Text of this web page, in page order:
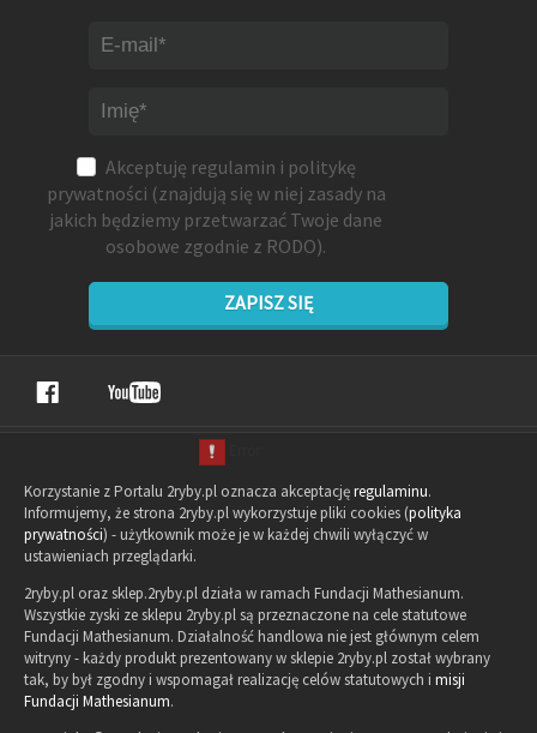
Akceptuję regulamin i politykę
prywatności (znajdują się w niej zasady na
jakich będziemy przetwarzać Twoje dane
osobowe zgodnie z RODO).
ZAPISZ SIĘ
Korzystanie z Portalu 2ryby.pl oznacza akceptacjęregulaminu.
Informujemy, że strona 2ryby.pl wykorzystuje pliki cookies (polityka
prywatności) - użytkownik może je w każdej chwili wyłączyć w
ustawieniach przeglądarki.
2ryby.pl oraz sklep.2ryby.pl działa w ramach Fundacji Mathesianum.
Wszystkie zyski ze sklepu 2ryby.pl są przeznaczone na cele statutowe
Fundacji Mathesianum. Działalność handlowa nie jest głównym celem
witryny - każdy produkt prezentowany w sklepie 2ryby.pl został wybrany
tak, by był zgodny i wspomagał realizację celów statutowych i misji
Fundacji Mathesianum.